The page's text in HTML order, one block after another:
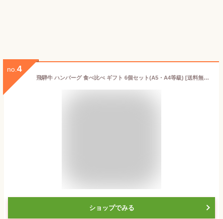
no. 4
飛騨牛 ハンバーグ 食べ比べ ギフト 6個セット(A5・A4等級) [送料無料] | 結婚祝い 出産祝い 内祝い お返し プレゼント 出産 結婚 贈り物 ペア 松阪牛 松坂牛 神戸牛 米沢牛 近江牛 あす楽 母の日 肉 贅沢
ショップでみる